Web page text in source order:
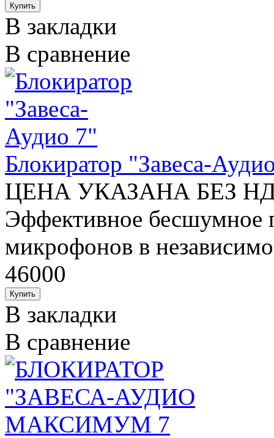
В закладки
В сравнение
Блокиратор "Завеса-
ЦЕНА УКАЗАНА БЕЗ НДС
Эффективное бесшумное
микрофонов в
46000
В закладки
В сравнение